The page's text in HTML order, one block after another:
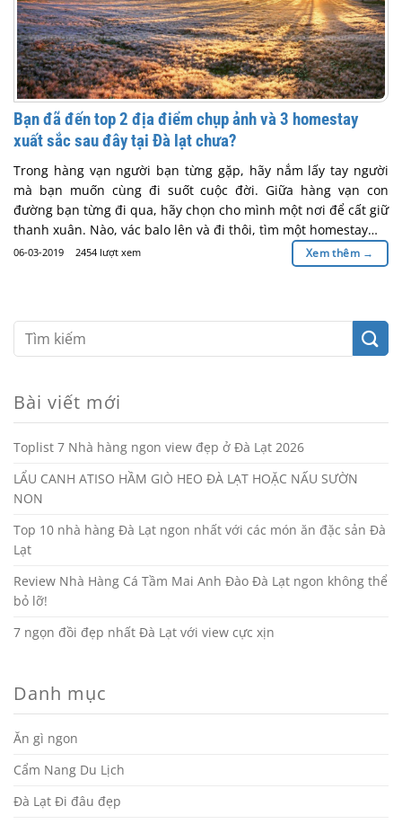
Bạn đã đến top 2 địa điểm chụp ảnh và 3 homestay
xuất sắc sau đây tại Đà lạt chưa?
Trong hàng vạn người bạn từng gặp, hãy nắm lấy tay người
mà bạn muốn cùng đi suốt cuộc đời. Giữa hàng vạn con
đường bạn từng đi qua, hãy chọn cho mình một nơi để cất giữ
thanh xuân. Nào, vác balo lên và đi thôi, tìm một homestay…
06-03-2019 2454 lượt xem Xem thêm →
Bài viết mới
Toplist 7 Nhà hàng ngon view đẹp ở Đà Lạt 2026
LẨU CANH ATISO HẦM GIÒ HEO ĐÀ LẠT HOẶC NẤU SƯỜN
NON
Top 10 nhà hàng Đà Lạt ngon nhất với các món ăn đặc sản Đà
Lạt
Review Nhà Hàng Cá Tầm Mai Anh Đào Đà Lạt ngon không thể
bỏ lỡ!
7 ngọn đồi đẹp nhất Đà Lạt với view cực xịn
Danh mục
Ăn gì ngon
Cẩm Nang Du Lịch
Đà Lạt Đi đâu đẹp